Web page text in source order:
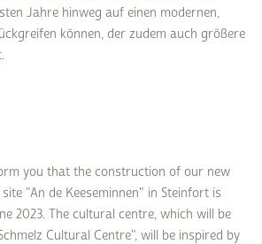
Jahre hinweg auf einen modernen,
können, der zudem auch größere
you that the construction of our new
"An de Keeseminnen" in Steinfort is
2023. The cultural centre, which will be
Cultural Centre", will be inspired by